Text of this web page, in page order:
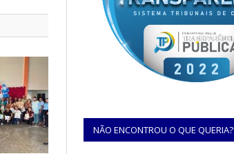
NÃO ENCONTROU O QUE QUERIA?